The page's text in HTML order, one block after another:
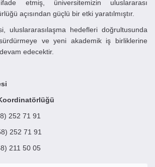
etmiş, üniversitemizin uluslararası
açısından güçlü bir etki yaratılmıştır.
uluslararasılaşma hedefleri doğrultusunda
ve yeni akademik iş birliklerine
edecektir.
252 71 91
252 71 91
211 50 05